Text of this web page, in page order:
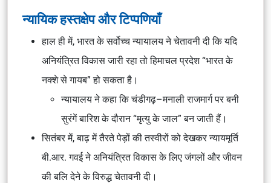
न्यायिक हस्तक्षेप और टिप्पणियाँ
हाल ही में, भारत के सर्वोच्च न्यायालय ने चेतावनी दी कि यदि
अनियंत्रित विकास जारी रहा तो हिमाचल प्रदेश “भारत के
नक्शे से गायब” हो सकता है।
न्यायालय ने कहा कि चंडीगढ़–मनाली राजमार्ग पर बनी
सुरंगें बारिश के दौरान “मृत्यु के जाल” बन जाती हैं।
सितंबर में, बाढ़ में तैरते पेड़ों की तस्वीरों को देखकर न्यायमूर्ति
बी.आर. गवई ने अनियंत्रित विकास के लिए जंगलों और जीवन
की बलि देने के विरुद्ध चेतावनी दी।